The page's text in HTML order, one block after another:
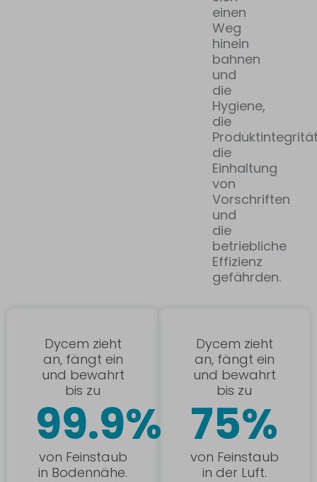
einen
Weg
hinein
bahnen
und
die
Hygiene,
die
die
Einhaltung
von
Vorschriften
und
die
betriebliche
Effizienz
gefährden.
Dycem zieht
an, fängt ein
und bewahrt
bis zu
99.9%
von Feinstaub
in Bodennähe.
Dycem zieht
an, fängt ein
und bewahrt
bis zu
75%
von Feinstaub
in der Luft.